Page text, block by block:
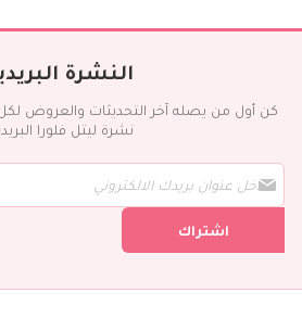
النشرة
كن أول من يصله آخر التحديثات والعروض
نشرة ليتل فلورا
ل
ش
اشتراك